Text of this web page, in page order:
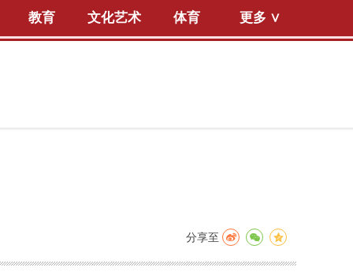
教育 文化艺术 体育 更多 ∨
分享至